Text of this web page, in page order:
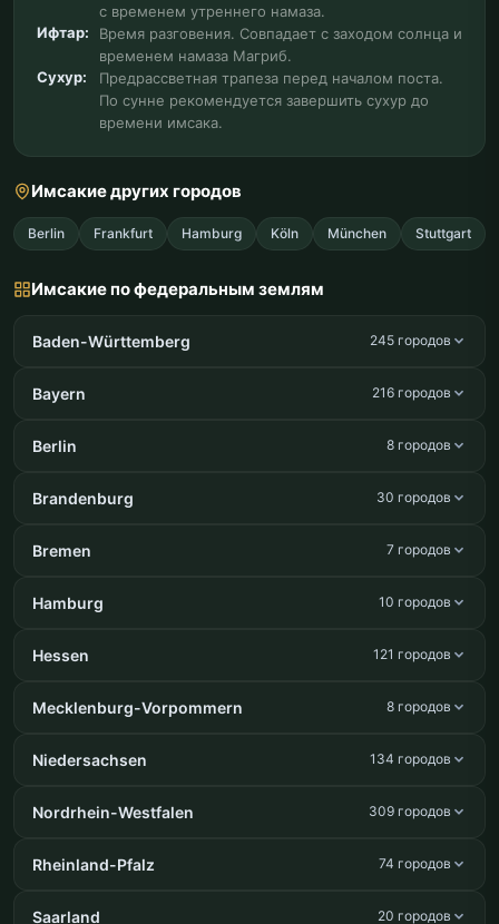
с временем утреннего намаза.
Ифтар:
Время разговения. Совпадает с заходом солнца и
временем намаза Магриб.
Сухур:
Предрассветная трапеза перед началом поста.
По сунне рекомендуется завершить сухур до
времени имсака.
Имсакие других городов
Berlin Frankfurt Hamburg Köln München Stuttgart
Имсакие по федеральным землям
Baden-Württemberg 245 городов
Bayern 216 городов
Berlin 8 городов
Brandenburg 30 городов
Bremen 7 городов
Hamburg 10 городов
Hessen 121 городов
Mecklenburg-Vorpommern 8 городов
Niedersachsen 134 городов
Nordrhein-Westfalen 309 городов
Rheinland-Pfalz 74 городов
Saarland 20 городов